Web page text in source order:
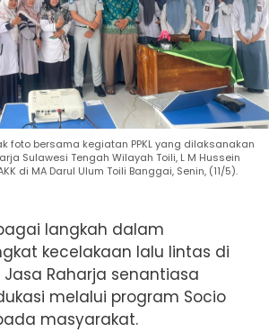
foto bersama kegiatan PPKL yang dilaksanakan
Sulawesi Tengah Wilayah Toili, L M Hussein
di MA Darul Ulum Toili Banggai, Senin, (11/5).
langkah dalam
kecelakaan lalu lintas di
Jasa Raharja senantiasa
melalui program Socio
masyarakat.